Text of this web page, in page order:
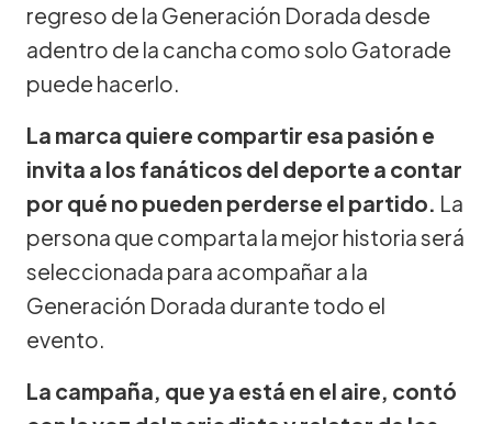
regreso de la Generación Dorada desde
adentro de la cancha como solo Gatorade
puede hacerlo.
La marca quiere compartir esa pasión e
invita a los fanáticos del deporte a contar
por qué no pueden perderse el partido. La
persona que comparta la mejor historia será
seleccionada para acompañar a la
Generación Dorada durante todo el
evento.
La campaña, que ya está en el aire, contó